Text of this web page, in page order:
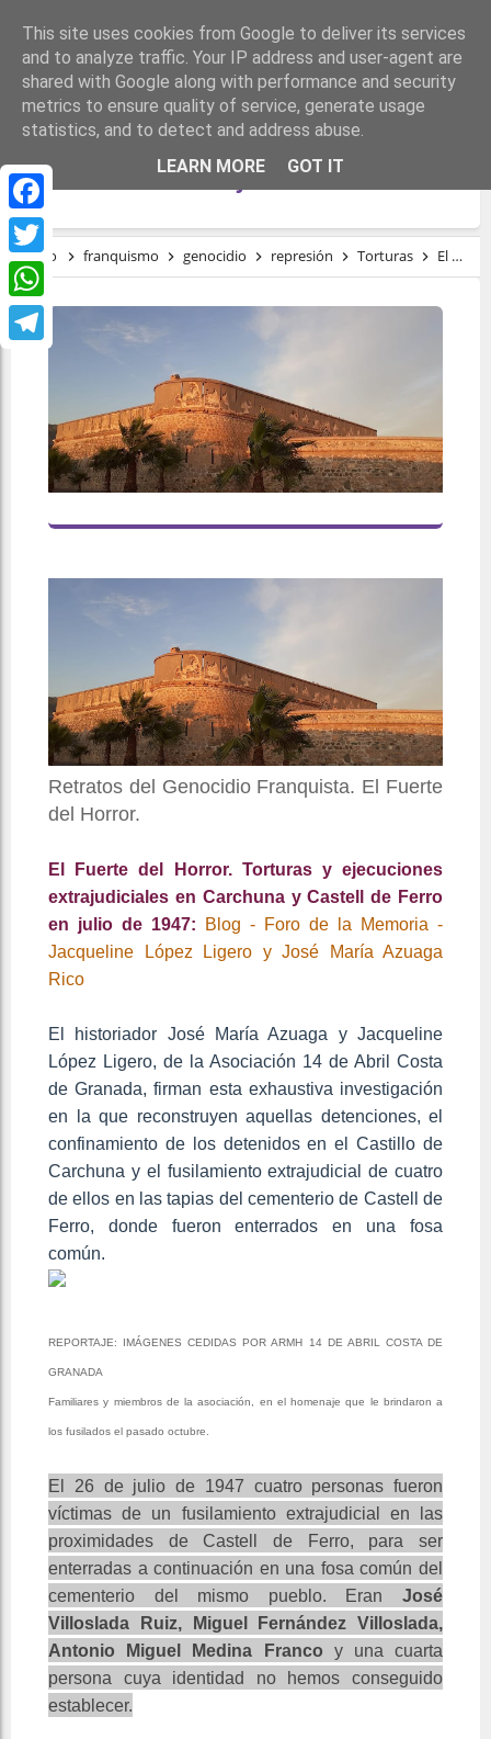
Facebook
Twitter
WhatsApp
EL FUERTE DEL HORROR. TORTURAS Y
EJECUCIONES EXTRAJUDICIALES
Inicio franquismo genocidio represión Torturas El Fuerte del Horror. Torturas y ejecuciones extrajudiciales
Retratos del Genocidio Franquista. El Fuerte
del Horror.
El Fuerte del Horror. Torturas y ejecuciones
extrajudiciales en Carchuna y Castell de Ferro
en julio de 1947:
Blog - Foro de la Memoria -
Jacqueline López Ligero y José María Azuaga
Rico
El historiador José María Azuaga y Jacqueline
López Ligero, de la Asociación 14 de Abril Costa
de Granada, firman esta exhaustiva investigación
en la que reconstruyen aquellas detenciones, el
confinamiento de los detenidos en el Castillo de
Carchuna y el fusilamiento extrajudicial de cuatro
de ellos en las tapias del cementerio de Castell de
Ferro, donde fueron enterrados en una fosa
común.
REPORTAJE: IMÁGENES CEDIDAS POR ARMH 14 DE ABRIL COSTA DE
GRANADA
Familiares y miembros de la asociación, en el homenaje que le brindaron a
los fusilados el pasado octubre.
El 26 de julio de 1947 cuatro personas fueron
víctimas de un fusilamiento extrajudicial en las
proximidades de Castell de Ferro, para ser
enterradas a continuación en una fosa común del
cementerio del mismo pueblo. Eran José
Villoslada Ruiz, Miguel Fernández Villoslada,
Antonio Miguel Medina Franco y una cuarta
persona cuya identidad no hemos conseguido
establecer.
This site uses cookies from Google to deliver its services
and to analyze traffic. Your IP address and user-agent are
shared with Google along with performance and security
metrics to ensure quality of service, generate usage
statistics, and to detect and address abuse.
LEARN MORE
GOT IT